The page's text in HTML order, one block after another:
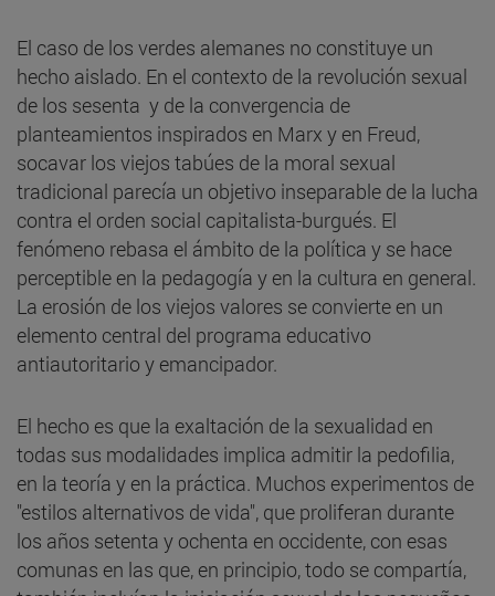
El caso de los verdes alemanes no constituye un
hecho aislado. En el contexto de la revolución sexual
de los sesenta y de la convergencia de
planteamientos inspirados en Marx y en Freud,
socavar los viejos tabúes de la moral sexual
tradicional parecía un objetivo inseparable de la lucha
contra el orden social capitalista-burgués. El
fenómeno rebasa el ámbito de la política y se hace
perceptible en la pedagogía y en la cultura en general.
La erosión de los viejos valores se convierte en un
elemento central del programa educativo
antiautoritario y emancipador.
El hecho es que la exaltación de la sexualidad en
todas sus modalidades implica admitir la pedofilia,
en la teoría y en la práctica. Muchos experimentos de
"estilos alternativos de vida", que proliferan durante
los años setenta y ochenta en occidente, con esas
comunas en las que, en principio, todo se compartía,